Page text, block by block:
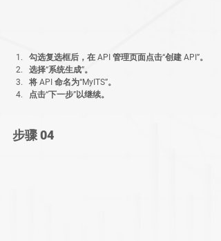
勾选复选框后，在 API 管理页面点击“创建 API”。
选择“系统生成”。
将 API 命名为“MyITS”。
点击“下一步”以继续。
步骤 04